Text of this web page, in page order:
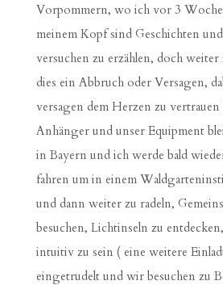
Vorpommern, wo ich vor 3
meinem Kopf sind Geschichten
versuchen zu erzählen, doch weiter
dies ein Abbruch oder Versagen,
versagen dem Herzen zu
Anhänger und unser Equipment
in Bayern und ich werde bald
fahren um in einem
und dann weiter zu radeln,
besuchen, Lichtinseln zu
intuitiv zu sein ( eine weitere
eingetrudelt und wir besuchen zu